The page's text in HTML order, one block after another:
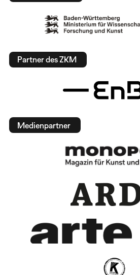
Partner des ZKM
Medienpartner